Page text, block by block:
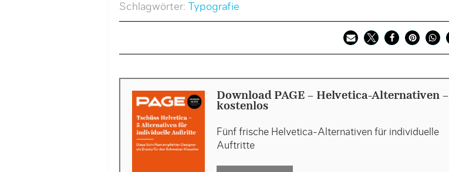
Schlagwörter: Typografie
Download PAGE - Helvetica-Alternativen -
kostenlos
Fünf frische Helvetica-Alternativen für individuelle
Auftritte